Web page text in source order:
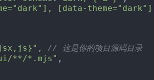
[data-theme="dark"]
, // 这是你的项目源码目录
**/*.mjs"
,